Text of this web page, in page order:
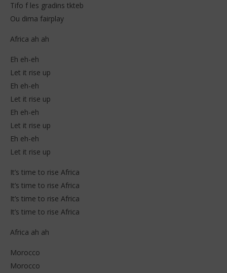
Tifo f les gradins tkteb
Ou dima fairplay
Africa ah ah
Eh eh-eh
Let it rise up
Eh eh-eh
Let it rise up
Eh eh-eh
Let it rise up
Eh eh-eh
Let it rise up
It’s time to rise Africa
It’s time to rise Africa
It’s time to rise Africa
It’s time to rise Africa
Africa ah ah
Morocco
Morocco